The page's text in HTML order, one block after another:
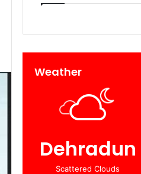
Weather
Dehradun
Scattered Clouds